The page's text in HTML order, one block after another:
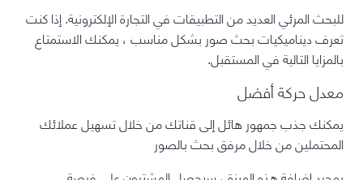
للبحث المرئي العديد من التطبيقات في التجارة الإلكترونية. إذا كنت
تعرف ديناميكيات بحث صور بشكل مناسب ، يمكنك الاستمتاع
بالمزايا التالية في المستقبل.
معدل حركة أفضل
يمكنك جذب جمهور هائل إلى قناتك من خلال تسهيل عملائك
المحتملين من خلال مرفق بحث بالصور